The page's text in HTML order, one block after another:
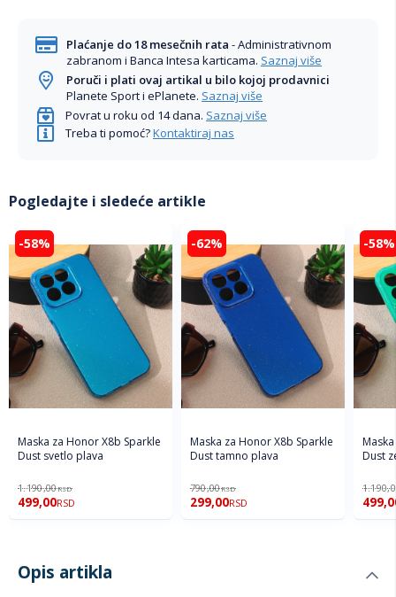
Plaćanje do 18 mesečnih rata - Administrativnom
zabranom i Banca Intesa karticama. Saznaj više
Poruči i plati ovaj artikal u bilo kojoj prodavnici
Planete Sport i ePlanete. Saznaj više
Povrat u roku od 14 dana. Saznaj više
Treba ti pomoć?Kontaktiraj nas
Pogledajte i sledeće artikle
-58%
Maska za Honor X8b Sparkle
Dust svetlo plava
1.190,00RSD
499,00RSD
-62%
Maska za Honor X8b Sparkle
Dust tamno plava
790,00RSD
299,00RSD
-58%
Dust
Opis artikla